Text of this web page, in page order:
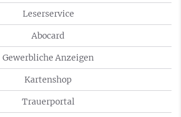
Leserservice
Abocard
Gewerbliche Anzeigen
Kartenshop
Trauerportal